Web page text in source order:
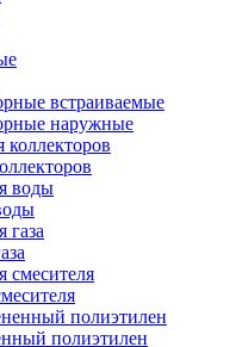
встраиваемые
наружные
полиэтилен